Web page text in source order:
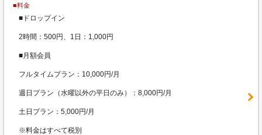
■料金
■ドロップイン
2時間：500円、1日：1,000円
■月額会員
フルタイムプラン：10,000円/月
週日プラン（水曜以外の平日のみ）：8,000円/月
土日プラン：5,000円/月
※料金はすべて税別